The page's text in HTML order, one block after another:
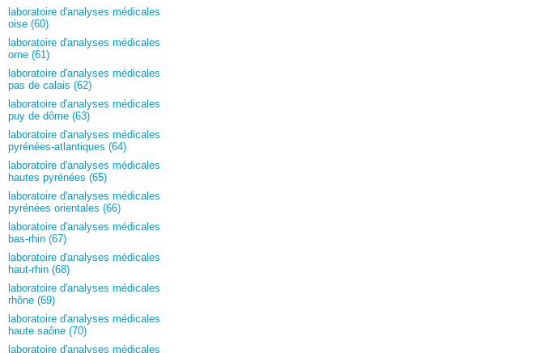
laboratoire d'analyses médicales
oise (60)
laboratoire d'analyses médicales
orne (61)
laboratoire d'analyses médicales
pas de calais (62)
laboratoire d'analyses médicales
puy de dôme (63)
laboratoire d'analyses médicales
pyrénées-atlantiques (64)
laboratoire d'analyses médicales
hautes pyrénées (65)
laboratoire d'analyses médicales
pyrénées orientales (66)
laboratoire d'analyses médicales
bas-rhin (67)
laboratoire d'analyses médicales
haut-rhin (68)
laboratoire d'analyses médicales
rhône (69)
laboratoire d'analyses médicales
haute saône (70)
laboratoire d'analyses médicales